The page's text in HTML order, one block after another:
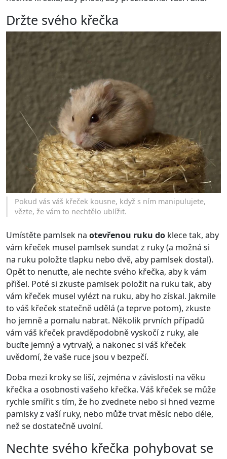
Držte svého křečka
Pokud vás váš křeček kousne, když s ním manipulujete,
vězte, že vám to nechtělo ublížit.
Umístěte pamlsek na otevřenou ruku do klece tak, aby
vám křeček musel pamlsek sundat z ruky (a možná si
na ruku položte tlapku nebo dvě, aby pamlsek dostal).
Opět to nenuťte, ale nechte svého křečka, aby k vám
přišel. Poté si zkuste pamlsek položit na ruku tak, aby
vám křeček musel vylézt na ruku, aby ho získal. Jakmile
to váš křeček statečně udělá (a teprve potom), zkuste
ho jemně a pomalu nabrat. Několik prvních případů
vám váš křeček pravděpodobně vyskočí z ruky, ale
buďte jemný a vytrvalý, a nakonec si váš křeček
uvědomí, že vaše ruce jsou v bezpečí.
Doba mezi kroky se liší, zejména v závislosti na věku
křečka a osobnosti vašeho křečka. Váš křeček se může
rychle smířit s tím, že ho zvednete nebo si hned vezme
pamlsky z vaší ruky, nebo může trvat měsíc nebo déle,
než se dostatečně uvolní.
Nechte svého křečka pohybovat se